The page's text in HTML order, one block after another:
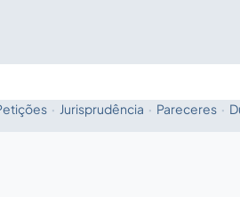
· Jurisprudência · Pareceres ·